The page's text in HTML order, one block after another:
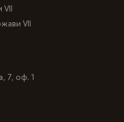
VII
VII
7, оф. 1